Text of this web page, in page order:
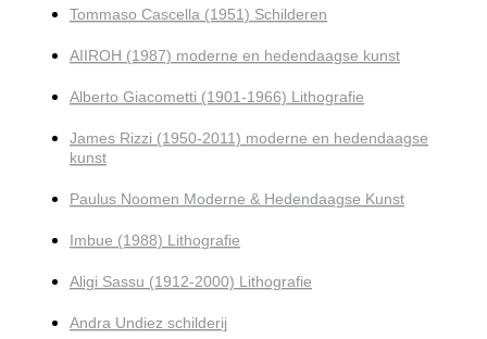
Tommaso Cascella (1951) Schilderen
AIIROH (1987) moderne en hedendaagse kunst
Alberto Giacometti (1901-1966) Lithografie
James Rizzi (1950-2011) moderne en hedendaagse
kunst
Paulus Noomen Moderne & Hedendaagse Kunst
Imbue (1988) Lithografie
Aligi Sassu (1912-2000) Lithografie
Andra Undiez schilderij